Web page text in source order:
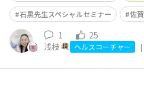
石黒先生スペシャルセミナー
佐
1 25
浅枝 ヘルスコーチャー |